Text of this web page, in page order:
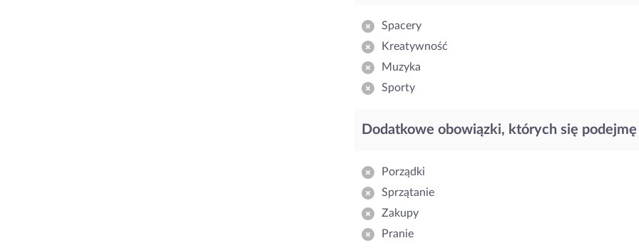
Spacery
Kreatywność
Muzyka
Sporty
Dodatkowe obowiązki, których się podejmę
Porządki
Sprzątanie
Zakupy
Pranie